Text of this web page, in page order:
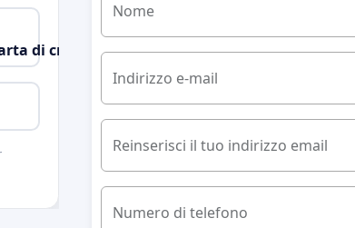
Nome
Indirizzo e-mail
Reinserisci il tuo indirizzo email
Numero di telefono
di credito